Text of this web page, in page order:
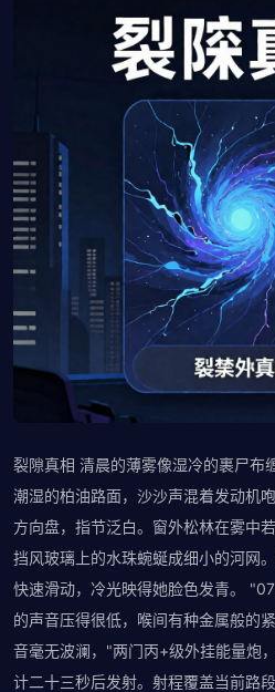
裂隙真相 清晨的薄雾像湿冷的裹尸布
潮湿的柏油路面，沙沙声混着发动机
方向盘，指节泛白。窗外松林在雾中
挡风玻璃上的水珠蜿蜒成细小的河网
快速滑动，冷光映得她脸色发青。
的声音压得很低，喉间有种金属般的
音毫无波澜，"两门丙+级外挂能量炮
计二十三秒后发射。射程覆盖当前路